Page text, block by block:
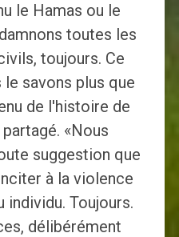
le Hamas ou le
toutes les
toujours. Ce
le savons plus que
de l'histoire de
«Nous
suggestion que
à la violence
Toujours.
délibérément